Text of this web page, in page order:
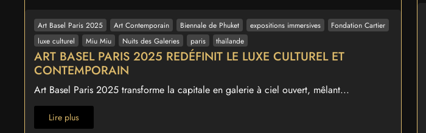
Art Basel Paris 2025 Art Contemporain Biennale de Phuket expositions immersives
Fondation Cartier
luxe culturel
Miu Miu Nuits des Galeries paris thaïlande
ART BASEL PARIS 2025 REDÉFINIT LE LUXE CULTUREL ET
CONTEMPORAIN
Art Basel Paris 2025 transforme la capitale en galerie à ciel ouvert, mêlant...
Lire plus